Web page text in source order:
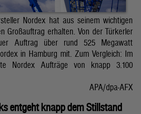
Nordex hat aus seinem wichtigen
Großauftrag erhalten. Von der Türkerler
Auftrag über rund 525 Megawatt
in Hamburg mit. Zum Vergleich: Im
Nordex Aufträge von knapp 3.100
APA/dpa-AFX
entgeht knapp dem Stillstand